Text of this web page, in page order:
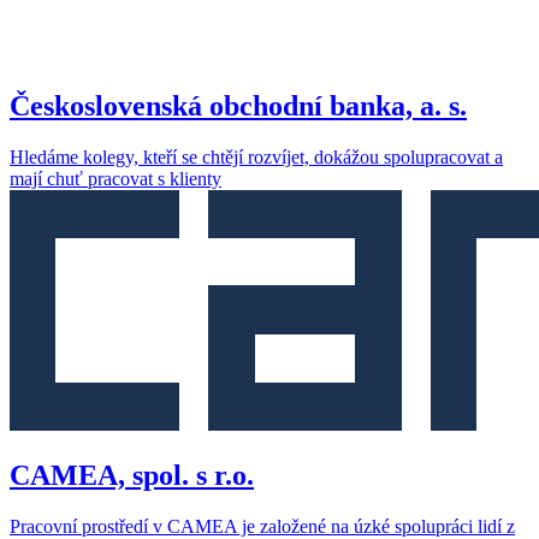
Československá obchodní banka, a. s.
Hledáme kolegy, kteří se chtějí rozvíjet, dokážou spolupracovat a
mají chuť pracovat s klienty
CAMEA, spol. s r.o.
Pracovní prostředí v CAMEA je založené na úzké spolupráci lidí z